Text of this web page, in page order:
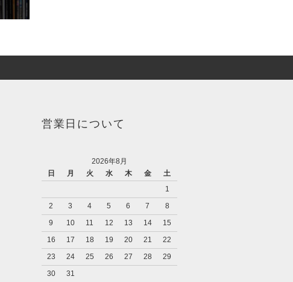
営業日について
2026年8月
日
月 火 水 木 金
土
1
2
3 4 5 6 7
8
9
10 11 12 13 14
15
16
17 18 19 20 21
22
23
24 25 26 27 28
29
30
31